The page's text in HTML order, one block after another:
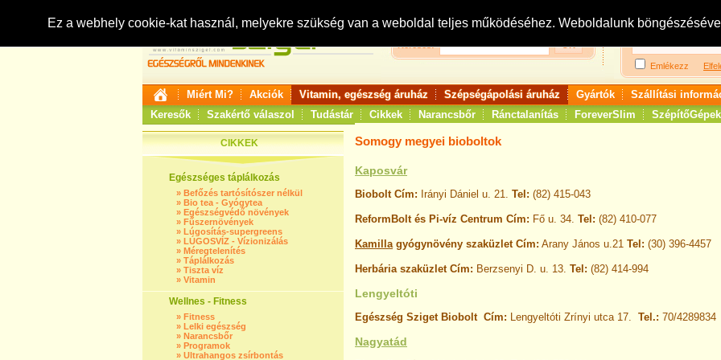
Ez a webhely cookie-kat használ, melyekre szükség van a weboldal teljes működéséhez. Weboldalunk
Keresés:
Bejelentkezés:
Emlékezz
Miért Mi? Akciók Vitamin, egészség áruház Szépségápolási áruház Gyártók Szállítási
Keresők
Szakértő válaszol Tudástár Cikkek Narancsbőr Ránctalanítás ForeverSlim SzépítőGépek
CIKKEK
Egészséges táplálkozás
» Befőzés tartósítószer nélkül
» Bio tea - Gyógytea
» Egészségvédő növények
» Fűszernövények
» Lúgosítás-supergreens
» LÚGOSVÍZ - Vízionizálás
» Méregtelenítés
» Táplálkozás
» Tiszta víz
» Vitamin
Wellnes - Fitness
» Fitness
» Lelki egészség
» Narancsbőr
» Programok
» Ultrahangos zsírbontás
Somogy megyei bioboltok
Kaposvár
Biobolt Cím: Irányi Dániel u. 21. Tel: (82) 415-043
ReformBolt és Pi-víz Centrum Cím: Fő u. 34. Tel: (82) 410-077
Kamillagyógynövény szaküzlet Cím: Arany János u.21 Tel: (30) 396-4457
Herbária szaküzlet Cím: Berzsenyi D. u. 13. Tel: (82) 414-994
Lengyeltóti
Egészség Sziget Biobolt Cím: Lengyeltóti Zrínyi utca 17. Tel.: 70/4289834
Nagyatád